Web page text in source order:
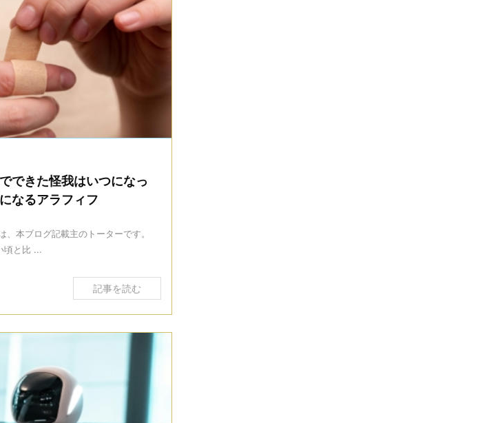
できた怪我はいつになっ
なるアラフィフ
、本ブログ記載主のトーターです。
頃と比 ...
記事を読む